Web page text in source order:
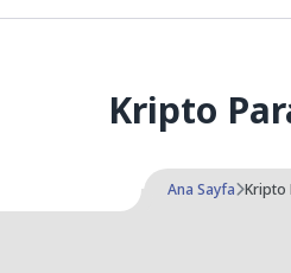
Kripto
Ana Sayfa Kripto